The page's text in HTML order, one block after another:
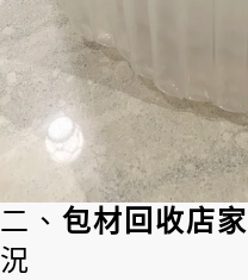
二、 包材回收店家
況